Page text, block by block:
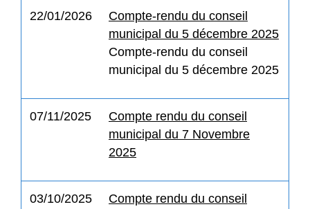
22/01/2026
Compte-rendu du conseil
municipal du 5 décembre 2025
Compte-rendu du conseil
municipal du 5 décembre 2025
07/11/2025
Compte rendu du conseil
municipal du 7 Novembre
2025
03/10/2025
Compte rendu du conseil